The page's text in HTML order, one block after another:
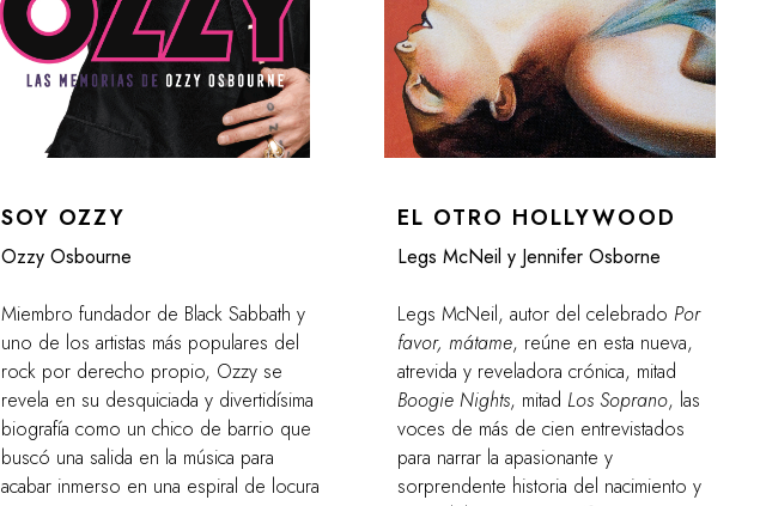
SOY OZZY
Ozzy Osbourne
Miembro fundador de Black Sabbath y
uno de los artistas más populares del
rock por derecho propio, Ozzy se
revela en su desquiciada y divertidísima
biografía como un chico de barrio que
buscó una salida en la música para
acabar inmerso en una espiral de locura
EL OTRO HOLLYWOOD
Legs McNeil y Jennifer Osborne
Legs McNeil, autor del celebrado Por
favor, mátame, reúne en esta nueva,
atrevida y reveladora crónica, mitad
Boogie Nights, mitad Los Soprano, las
voces de más de cien entrevistados
para narrar la apasionante y
sorprendente historia del nacimiento y